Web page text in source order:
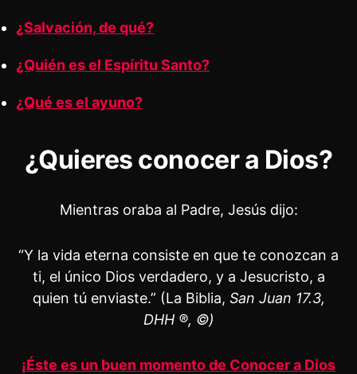
¿Salvación, de qué?
¿Quién es el Espíritu Santo?
¿Qué es el ayuno?
¿Quieres conocer a Dios?
Mientras oraba al Padre, Jesús dijo:
“Y la vida eterna consiste en que te conozcan a
ti, el único Dios verdadero, y a Jesucristo, a
quien tú enviaste.” (La Biblia, San Juan 17.3,
DHH ®, ©)
¡Éste es un buen momento de Conocer a Dios